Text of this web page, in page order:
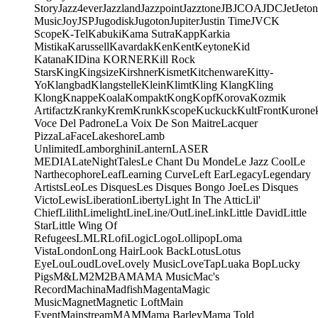
StoryJazz4everJazzlandJazzpointJazztoneJBJCOAJDCJetJeton
MusicJoyJSPJugodiskJugotonJupiterJustin TimeJVCK
ScopeK-TelKabukiKama SutraKappKarkia
MistikaKarussellKavardakKenKentKeytoneKid
KatanaKIDina KORNERKill Rock
StarsKingKingsizeKirshnerKismetKitchenwareKitty-
YoKlangbadKlangstelleKleinKlimtKling KlangKling
KlongKnappeKoalaKompaktKongKopfKorovaKozmik
ArtifactzKrankyKremKrunkKscopeKuckuckKultFront
Voce Del PadroneLa Voix De Son MaitreLacquer
PizzaLaFaceLakeshoreLamb
UnlimitedLamborghiniLanternLASER
MEDIALateNightTalesLe Chant Du MondeLe Jazz CoolLe
NarthecophoreLeafLearning CurveLeft EarLegacyLegendary
ArtistsLeoLes DisquesLes Disques Bongo JoeLes Disques
VictoLewisLiberationLibertyLight In The AtticLil'
ChiefLilithLimelightLineLine/OutLineLinkLittle DavidLittle
StarLittle Wing Of
RefugeesLMLRLofiLogicLogoLollipopLoma
VistaLondonLong HairLook BackLotusLotus
EyeLouLoudLoveLovely MusicLoveTapLuaka BopLucky
PigsM&LM2M2BAMAMA MusicMac's
RecordMachinaMadfishMagentaMagic
MusicMagnetMagnetic LoftMain
EventMainstreamMAMMama BarleyMama Told